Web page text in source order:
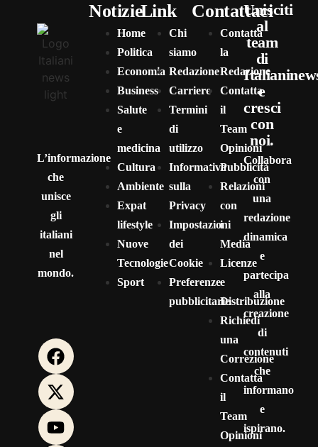
L’informazione
che
unisce
gli
italiani
nel
mondo.
Notizie
Home
Politica
Economia
Business
Salute
e
medicina
Cultura
Ambiente
Expat
lifestyle
Nuove
Tecnologie
Sport
Link
Chi
siamo
Redazione
Carriere
Termini
di
utilizzo
Informativa
sulla
Privacy
Impostazioni
dei
Cookie
Preferenze
pubblicitarie
Contattaci
Contatta
la
Redazione
Contatta
il
Team
Opinioni
Pubblicità
Relazioni
con
i
Media
Licenze
e
Distribuzione
Richiedi
una
Correzione
Contatta
il
Team
Opinioni
Unisciti
al
team
di
e
cresci
con
noi.
Collabora
con
una
redazione
dinamica
e
partecipa
alla
creazione
di
contenuti
che
informano
e
ispirano.